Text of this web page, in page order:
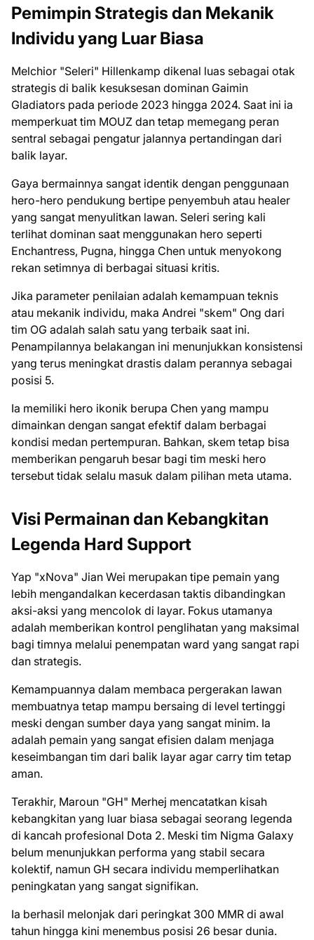
Pemimpin Strategis dan Mekanik
Individu yang Luar Biasa
Melchior "Seleri" Hillenkamp dikenal luas sebagai otak
strategis di balik kesuksesan dominan Gaimin
Gladiators pada periode 2023 hingga 2024. Saat ini ia
memperkuat tim MOUZ dan tetap memegang peran
sentral sebagai pengatur jalannya pertandingan dari
balik layar.
Gaya bermainnya sangat identik dengan penggunaan
hero-hero pendukung bertipe penyembuh atau healer
yang sangat menyulitkan lawan. Seleri sering kali
terlihat dominan saat menggunakan hero seperti
Enchantress, Pugna, hingga Chen untuk menyokong
rekan setimnya di berbagai situasi kritis.
Jika parameter penilaian adalah kemampuan teknis
atau mekanik individu, maka Andrei "skem" Ong dari
tim OG adalah salah satu yang terbaik saat ini.
Penampilannya belakangan ini menunjukkan konsistensi
yang terus meningkat drastis dalam perannya sebagai
posisi 5.
Ia memiliki hero ikonik berupa Chen yang mampu
dimainkan dengan sangat efektif dalam berbagai
kondisi medan pertempuran. Bahkan, skem tetap bisa
memberikan pengaruh besar bagi tim meski hero
tersebut tidak selalu masuk dalam pilihan meta utama.
Visi Permainan dan Kebangkitan
Legenda Hard Support
Yap "xNova" Jian Wei merupakan tipe pemain yang
lebih mengandalkan kecerdasan taktis dibandingkan
aksi-aksi yang mencolok di layar. Fokus utamanya
adalah memberikan kontrol penglihatan yang maksimal
bagi timnya melalui penempatan ward yang sangat rapi
dan strategis.
Kemampuannya dalam membaca pergerakan lawan
membuatnya tetap mampu bersaing di level tertinggi
meski dengan sumber daya yang sangat minim. Ia
adalah pemain yang sangat efisien dalam menjaga
keseimbangan tim dari balik layar agar carry tim tetap
aman.
Terakhir, Maroun "GH" Merhej mencatatkan kisah
kebangkitan yang luar biasa sebagai seorang legenda
di kancah profesional Dota 2. Meski tim Nigma Galaxy
belum menunjukkan performa yang stabil secara
kolektif, namun GH secara individu memperlihatkan
peningkatan yang sangat signifikan.
Ia berhasil melonjak dari peringkat 300 MMR di awal
tahun hingga kini menembus posisi 26 besar dunia.